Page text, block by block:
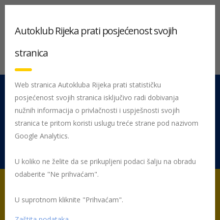
051 212 442 Centrala
Pon - Pet 08:00 - 16:00
Rujevica 9/1, 51000 Rijeka
Početna Linkovi
Autoklub Rijeka prati posjećenost svojih
stranica
Web stranica Autokluba Rijeka prati statističku
posjećenost svojih stranica isključivo radi dobivanja
nužnih informacija o privlačnosti i uspješnosti svojih
stranica te pritom koristi uslugu treće strane pod nazivom
Google Analytics.
U koliko ne želite da se prikupljeni podaci šalju na obradu
odaberite "Ne prihvaćam".
U suprotnom kliknite "Prihvaćam".